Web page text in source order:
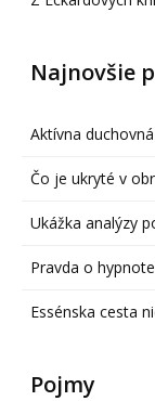
Najnovšie
Aktívna
Čo je ukryté v
Ukážka analýzy
Pravda o
Essénska cesta
Pojmy